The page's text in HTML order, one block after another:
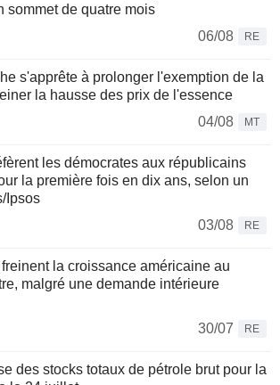
sommet de quatre mois
06/08
RE
s'apprête à prolonger l'exemption de la
la hausse des prix de l'essence
04/08
MT
les démocrates aux républicains
la première fois en dix ans, selon un
Ipsos
03/08
RE
la croissance américaine au
malgré une demande intérieure
30/07
RE
des stocks totaux de pétrole brut pour la